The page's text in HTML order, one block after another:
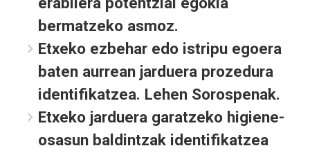
bermatzeko asmoz.
Etxeko ezbehar edo istripu egoera
baten aurrean jarduera prozedura
identifikatzea. Lehen Sorospenak.
Etxeko jarduera garatzeko higiene-
osasun baldintzak identifikatzea